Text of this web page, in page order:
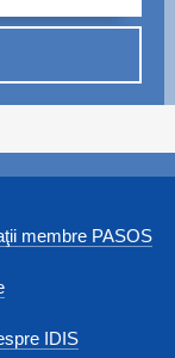
membre PASOS
IDIS